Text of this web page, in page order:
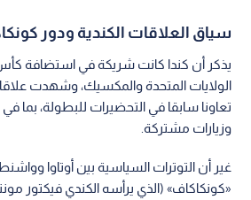
سياق العلاقات الكندية ودور
الولايات المتحدة والمكسيك، وشهدت
تعاونا سابقا في التحضيرات للبطولة، بما
وزيارات مشتركة.
غير أن التوترات السياسية بين أوتاوا
«كونكاكاف» (الذي يرأسه الكندي فيكتور